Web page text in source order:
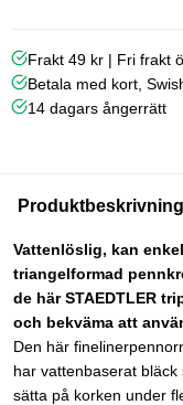
Frakt 49 kr | Fri frakt
Betala med kort,
14 dagars ångerrätt
Produktbeskrivning
Vattenlöslig, kan
triangelformad
de här STAEDTLER
och bekväma att
Den här
har vattenbaserat
sätta på korken under